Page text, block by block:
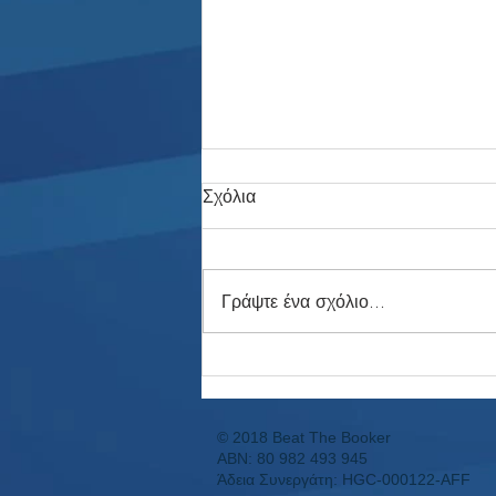
Σχόλια
Γράψτε ένα σχόλιο...
© 2018 Beat The Booker
ABN: 80 982 493 945
Άδεια Συνεργάτη: HGC-000122-AFF